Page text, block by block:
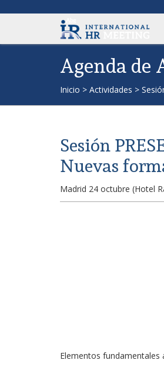
Agenda de
Inicio > Actividades >
Sesión
Nuevas
Madrid 24 octubre (Hotel
Elementos fundamentales